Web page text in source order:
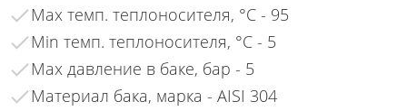
Max темп. теплоносителя, °С - 95
Min темп. теплоносителя, °С - 5
Max давление в баке, бар - 5
Материал бака, марка - AISI 304